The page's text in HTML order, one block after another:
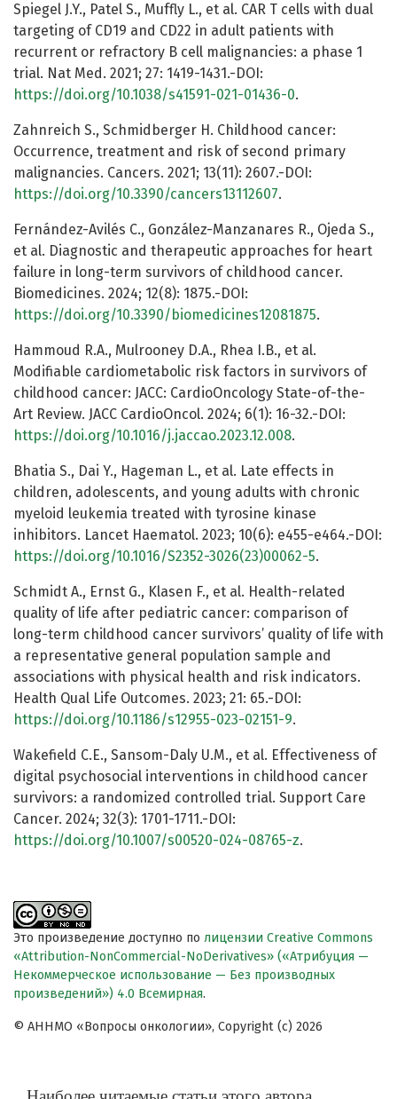
Spiegel J.Y., Patel S., Muffly L., et al. CAR T cells with dual
targeting of CD19 and CD22 in adult patients with
recurrent or refractory B cell malignancies: a phase 1
trial. Nat Med. 2021; 27: 1419-1431.-DOI:
https://doi.org/10.1038/s41591-021-01436-0.
Zahnreich S., Schmidberger H. Childhood cancer:
Occurrence, treatment and risk of second primary
malignancies. Cancers. 2021; 13(11): 2607.-DOI:
https://doi.org/10.3390/cancers13112607.
Fernández-Avilés C., González-Manzanares R., Ojeda S.,
et al. Diagnostic and therapeutic approaches for heart
failure in long-term survivors of childhood cancer.
Biomedicines. 2024; 12(8): 1875.-DOI:
https://doi.org/10.3390/biomedicines12081875.
Hammoud R.A., Mulrooney D.A., Rhea I.B., et al.
Modifiable cardiometabolic risk factors in survivors of
childhood cancer: JACC: CardioOncology State-of-the-
Art Review. JACC CardioOncol. 2024; 6(1): 16-32.-DOI:
https://doi.org/10.1016/j.jaccao.2023.12.008.
Bhatia S., Dai Y., Hageman L., et al. Late effects in
children, adolescents, and young adults with chronic
myeloid leukemia treated with tyrosine kinase
inhibitors. Lancet Haematol. 2023; 10(6): e455-e464.-DOI:
https://doi.org/10.1016/S2352-3026(23)00062-5.
Schmidt A., Ernst G., Klasen F., et al. Health-related
quality of life after pediatric cancer: comparison of
long-term childhood cancer survivors’ quality of life with
a representative general population sample and
associations with physical health and risk indicators.
Health Qual Life Outcomes. 2023; 21: 65.-DOI:
https://doi.org/10.1186/s12955-023-02151-9.
Wakefield C.E., Sansom-Daly U.M., et al. Effectiveness of
digital psychosocial interventions in childhood cancer
survivors: a randomized controlled trial. Support Care
Cancer. 2024; 32(3): 1701-1711.-DOI:
https://doi.org/10.1007/s00520-024-08765-z.
Это произведение доступно по лицензии Creative Commons
«Attribution-NonCommercial-NoDerivatives» («Атрибуция —
Некоммерческое использование — Без производных
произведений») 4.0 Всемирная.
© АННМО «Вопросы онкологии», Copyright (c) 2026